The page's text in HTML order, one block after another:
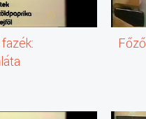
művészei.
énekelsz,
az